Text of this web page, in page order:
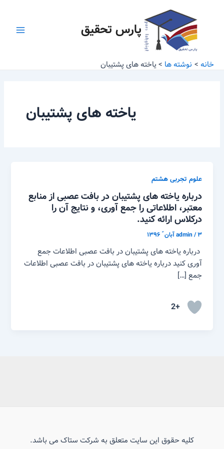
پارس تحقیق
خانه نوشته ها یاخته های پشتیبان
یاخته های پشتیبان
علوم تجربی هشتم
درباره یاخته های پشتیبان در بافت عصبی از منابع
معتبر، اطلاعاتی را جمع آوری، و نتایج آن را
درکلاس ارائه کنید.
admin/۳ آبان ّ ۱۳۹۶
درباره یاخته های پشتیبان در بافت عصبی اطلاعات جمع
آوری کنید درباره یاخته های پشتیبان در بافت عصبی اطلاعات
جمع […]
+2
کلیه حقوق این سایت متعلق به شرکت ستاک می باشد.